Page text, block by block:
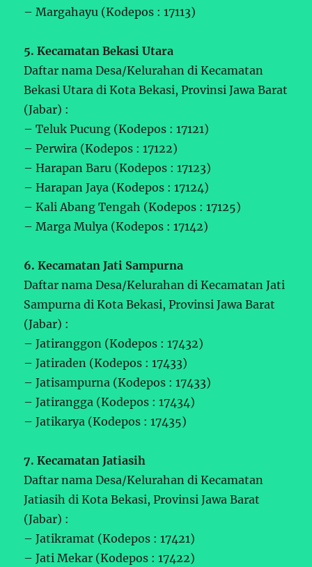
– Margahayu (Kodepos : 17113)
5. Kecamatan Bekasi Utara
Daftar nama Desa/Kelurahan di Kecamatan
Bekasi Utara di Kota Bekasi, Provinsi Jawa Barat
(Jabar) :
– Teluk Pucung (Kodepos : 17121)
– Perwira (Kodepos : 17122)
– Harapan Baru (Kodepos : 17123)
– Harapan Jaya (Kodepos : 17124)
– Kali Abang Tengah (Kodepos : 17125)
– Marga Mulya (Kodepos : 17142)
6. Kecamatan Jati Sampurna
Daftar nama Desa/Kelurahan di Kecamatan Jati
Sampurna di Kota Bekasi, Provinsi Jawa Barat
(Jabar) :
– Jatiranggon (Kodepos : 17432)
– Jatiraden (Kodepos : 17433)
– Jatisampurna (Kodepos : 17433)
– Jatirangga (Kodepos : 17434)
– Jatikarya (Kodepos : 17435)
7. Kecamatan Jatiasih
Daftar nama Desa/Kelurahan di Kecamatan
Jatiasih di Kota Bekasi, Provinsi Jawa Barat
(Jabar) :
– Jatikramat (Kodepos : 17421)
– Jati Mekar (Kodepos : 17422)